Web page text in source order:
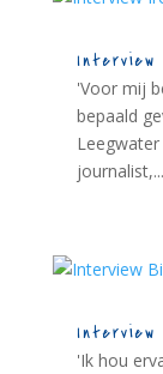
Interview
'Voor mij
bepaald
journalist,...
Interview
'Ik hou